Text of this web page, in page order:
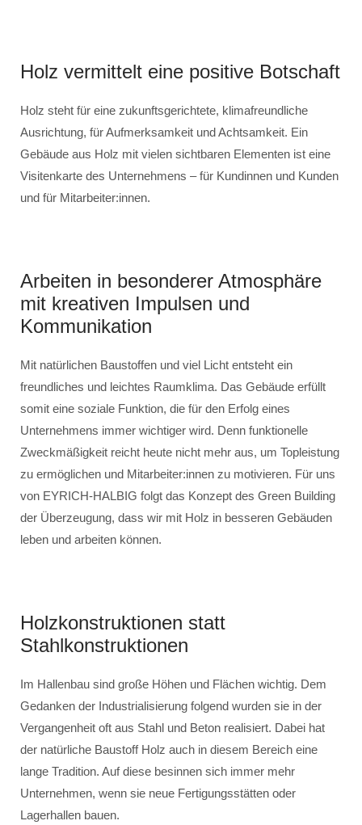
Holz vermittelt eine positive Botschaft
Holz steht für eine zukunftsgerichtete, klimafreundliche
Ausrichtung, für Aufmerksamkeit und Achtsamkeit. Ein
Gebäude aus Holz mit vielen sichtbaren Elementen ist eine
Visitenkarte des Unternehmens – für Kundinnen und Kunden
und für Mitarbeiter:innen.
Arbeiten in besonderer Atmosphäre
mit kreativen Impulsen und
Kommunikation
Mit natürlichen Baustoffen und viel Licht entsteht ein
freundliches und leichtes Raumklima. Das Gebäude erfüllt
somit eine soziale Funktion, die für den Erfolg eines
Unternehmens immer wichtiger wird. Denn funktionelle
Zweckmäßigkeit reicht heute nicht mehr aus, um Topleistung
zu ermöglichen und Mitarbeiter:innen zu motivieren. Für uns
von EYRICH-HALBIG folgt das Konzept des Green Building
der Überzeugung, dass wir mit Holz in besseren Gebäuden
leben und arbeiten können.
Holzkonstruktionen statt
Stahlkonstruktionen
Im Hallenbau sind große Höhen und Flächen wichtig. Dem
Gedanken der Industrialisierung folgend wurden sie in der
Vergangenheit oft aus Stahl und Beton realisiert. Dabei hat
der natürliche Baustoff Holz auch in diesem Bereich eine
lange Tradition. Auf diese besinnen sich immer mehr
Unternehmen, wenn sie neue Fertigungsstätten oder
Lagerhallen bauen.